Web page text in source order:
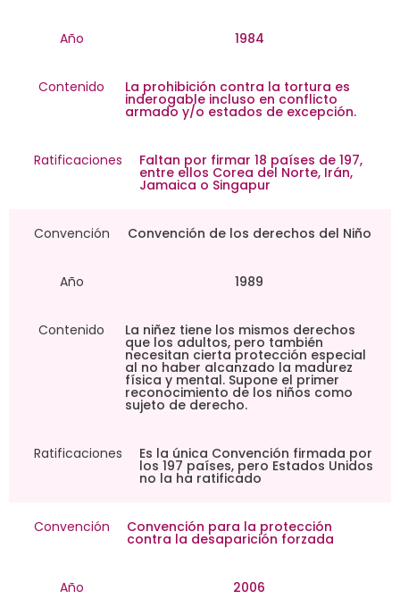
Año 1984
Contenido La prohibición contra la tortura es
inderogable incluso en conflicto
armado y/o estados de excepción.
Ratificaciones Faltan por firmar 18 países de 197,
entre ellos Corea del Norte, Irán,
Jamaica o Singapur
Convención Convención de los derechos del Niño
Año 1989
Contenido La niñez tiene los mismos derechos
que los adultos, pero también
necesitan cierta protección especial
al no haber alcanzado la madurez
física y mental. Supone el primer
reconocimiento de los niños como
sujeto de derecho.
Ratificaciones Es la única Convención firmada por
los 197 países, pero Estados Unidos
no la ha ratificado
Convención Convención para la protección
contra la desaparición forzada
Año 2006